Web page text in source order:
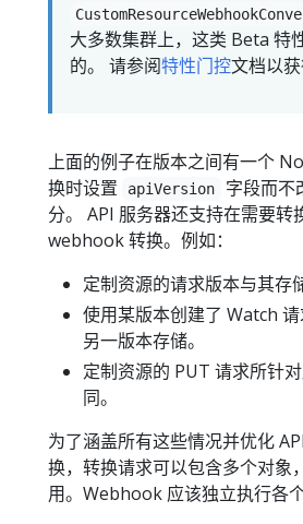
大多数集群上，这类 Beta 特
的。 请参阅特性门控文档以获
上面的例子在版本之间有一个
换时设置
apiVersion
字段而不
分。 API 服务器还支持在需要转
webhook 转换。例如：
定制资源的请求版本与其存
使用某版本创建了 Watch
另一版本存储。
定制资源的 PUT 请求所针
同。
为了涵盖所有这些情况并优化
换，转换请求可以包含多个对象
用。Webhook 应该独立执行各个